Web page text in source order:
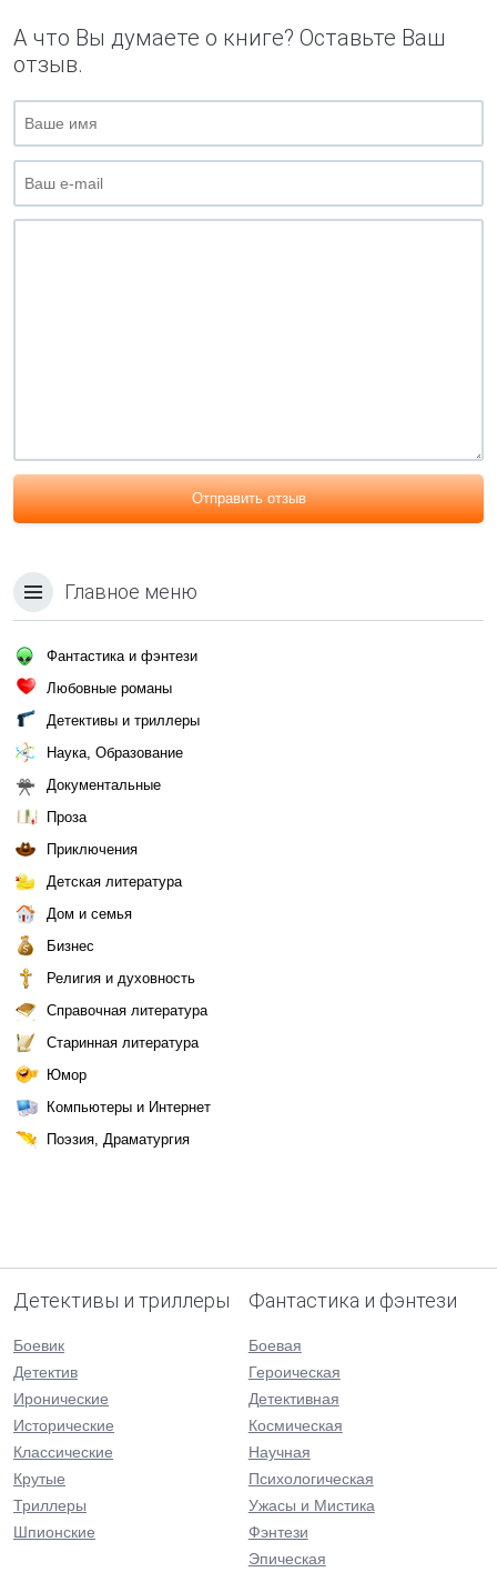
А что Вы думаете о книге? Оставьте Ваш
отзыв.
Отправить отзыв
Главное меню
Фантастика и фэнтези
Любовные романы
Детективы и триллеры
Наука, Образование
Документальные
Проза
Приключения
Детская литература
Дом и семья
Бизнес
Религия и духовность
Справочная литература
Старинная литература
Юмор
Компьютеры и Интернет
Поэзия, Драматургия
Детективы и триллеры
Боевик
Детектив
Иронические
Исторические
Классические
Крутые
Триллеры
Шпионские
Фантастика и фэнтези
Боевая
Героическая
Детективная
Космическая
Научная
Психологическая
Ужасы и Мистика
Фэнтези
Эпическая